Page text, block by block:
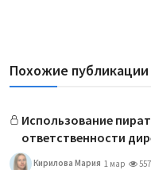
Похожие публикации
Использование
ответственности
Кирилова Мария 1 мар 557